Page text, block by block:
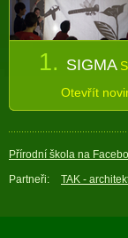
1. SIGMA
Otevřít
Přírodní škola na
Partneři:
TAK -